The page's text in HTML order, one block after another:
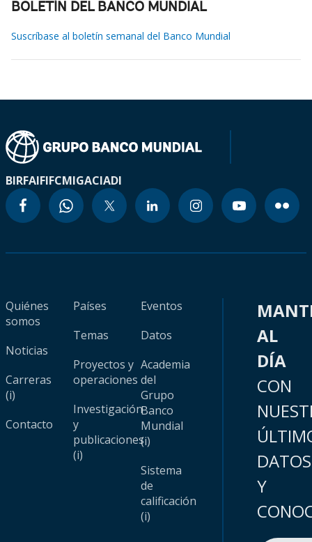
BOLETÍN DEL BANCO MUNDIAL
Suscríbase al boletín semanal del Banco Mundial
BIRFAIFIFCMIGACIADI
Quiénes
somos
Noticias
Carreras
(i)
Contacto
Países
Temas
Proyectos y
operaciones
Investigación
y
publicaciones
(i)
Eventos
Datos
Academia
del
Grupo
Banco
Mundial
(i)
Sistema
de
calificación
(i)
AL
DÍA
CON
DATOS
Y